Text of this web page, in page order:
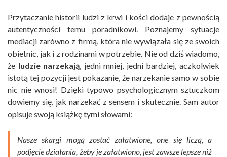
Przytaczanie historii ludzi z krwi i kości dodaje z pewnością
autentyczności temu poradnikowi. Poznajemy sytuacje
mediacji zarówno z firmą, która nie wywiązała się ze swoich
obietnic, jak i z rodzinami w potrzebie. Nie od dziś wiadomo,
że ludzie narzekają , jedni mniej, jedni bardziej, aczkolwiek
istotą tej pozycji jest pokazanie, że narzekanie samo w sobie
nic nie wnosi! Dzięki typowo psychologicznym sztuczkom
dowiemy się, jak narzekać z sensem i skutecznie. Sam autor
opisuje swoją książkę tymi słowami:
Nasze skargi mogą zostać załatwione, one się liczą, a
podjęcie działania, żeby je załatwiono, jest zawsze lepsze niż